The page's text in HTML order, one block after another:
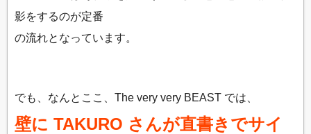
影をするのが定番
の流れとなっています。
でも、なんとここ、The very very BEAST では、
壁に TAKURO さんが直書きでサイ